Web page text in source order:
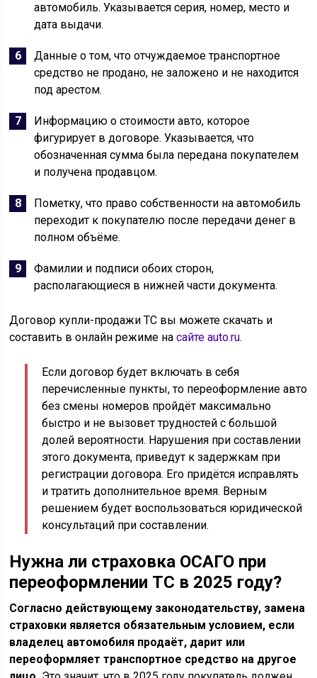
автомобиль. Указывается серия, номер, место и
дата выдачи.
Данные о том, что отчуждаемое транспортное
средство не продано, не заложено и не находится
под арестом.
Информацию о стоимости авто, которое
фигурирует в договоре. Указывается, что
обозначенная сумма была передана покупателем
и получена продавцом.
Пометку, что право собственности на автомобиль
переходит к покупателю после передачи денег в
полном объёме.
Фамилии и подписи обоих сторон,
располагающиеся в нижней части документа.
Договор купли-продажи ТС вы можете скачать и
составить в онлайн режиме насайте auto.ru.
Если договор будет включать в себя
перечисленные пункты, то переоформление авто
без смены номеров пройдёт максимально
быстро и не вызовет трудностей с большой
долей вероятности. Нарушения при составлении
этого документа, приведут к задержкам при
регистрации договора. Его придётся исправлять
и тратить дополнительное время. Верным
решением будет воспользоваться юридической
консультаций при составлении.
Нужна ли страховка ОСАГО при
переоформлении ТС в 2025 году?
Согласно действующему законодательству, замена
страховки является обязательным условием, если
владелец автомобиля продаёт, дарит или
переоформляет транспортное средство на другое